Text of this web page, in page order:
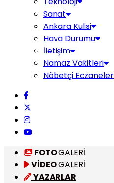
Sanat
Ankara Kulisi
Hava Durumu
İletişim
Namaz Vakitleri
Nöbetçi Eczaneler
FOTOGALERİ
VİDEOGALERİ
YAZARLAR